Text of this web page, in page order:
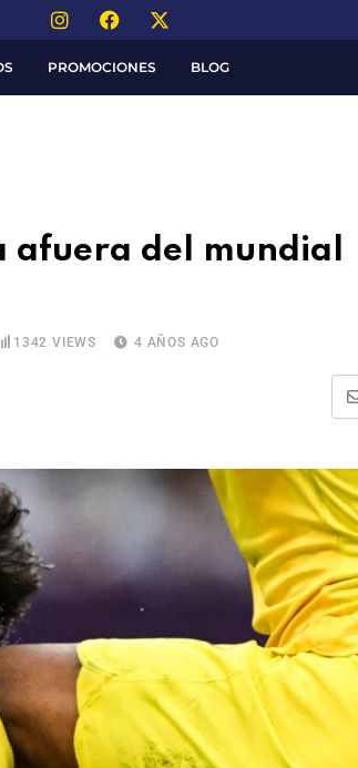
PROMOCIONES BLOG
afuera del mundial
1342 VIEWS 4 AÑOS AGO